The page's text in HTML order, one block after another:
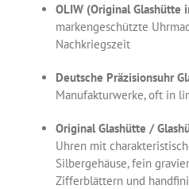
OLIW (Original Glashütte
markengeschützte
Nachkriegszeit
Deutsche Präzisionsuhr
Manufakturwerke, oft in
Original Glashütte /
Uhren mit
Silbergehäuse, fein
Zifferblättern und